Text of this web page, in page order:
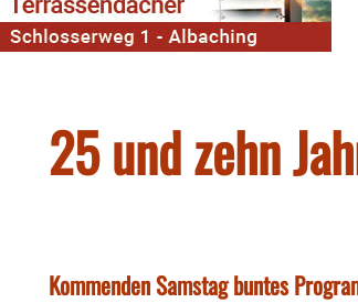
25 und zehn
Kommenden Samstag buntes